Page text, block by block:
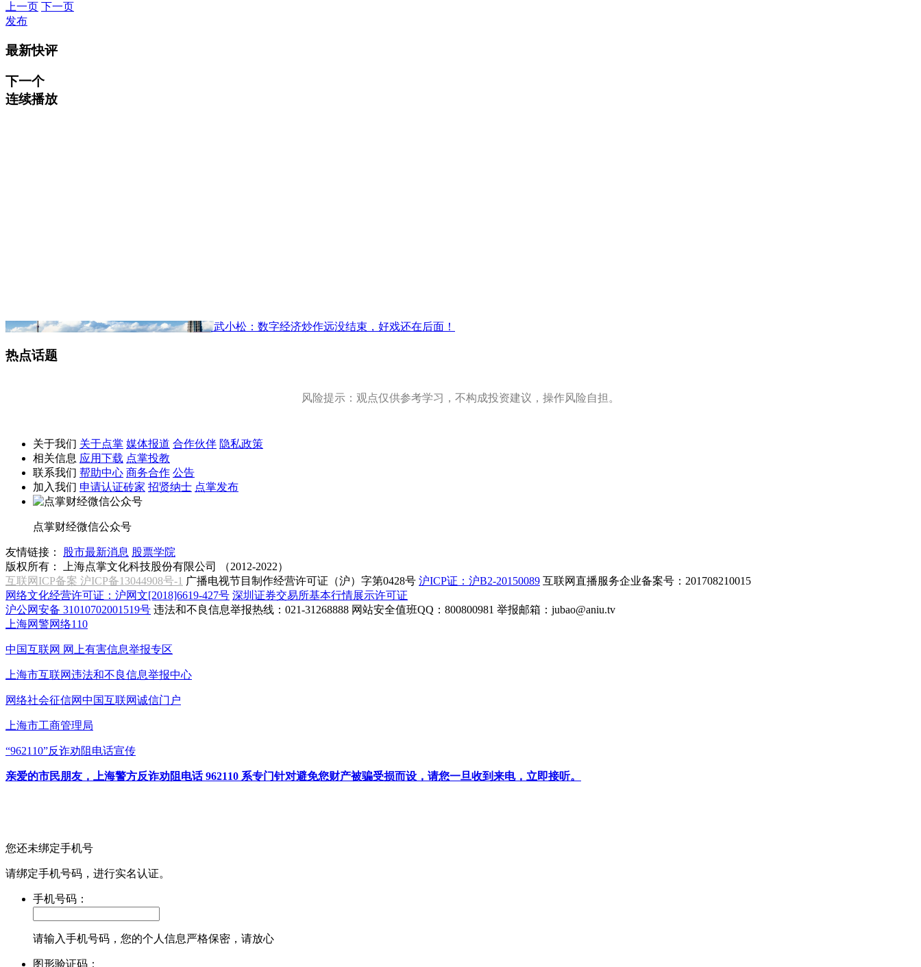
上一页 下一页
发布
最新快评
下一个
连续播放
武小松：数字经济炒作远没结束，好戏还在后面！
热点话题
风险提示：观点仅供参考学习，不构成投资建议，操作风险自担。
关于我们 关于点掌 媒体报道 合作伙伴 隐私政策
相关信息 应用下载 点掌投教
联系我们 帮助中心 商务合作 公告
加入我们 申请认证砖家 招贤纳士 点掌发布
点掌财经微信公众号
友情链接： 股市最新消息 股票学院
版权所有：
上海点掌文化科技股份有限公司 （2012-2022）
互联网ICP备案 沪ICP备13044908号-1 广播电视节目制作经营许可证（沪）字第0428号 沪ICP证：沪B2-20150089 互联网直播服务企业备案号：201708210015
网络文化经营许可证：沪网文[2018]6619-427号 深圳证券交易所基本行情展示许可证
沪公网安备 31010702001519号 违法和不良信息举报热线：021-31268888 网站安全值班QQ：800800981 举报邮箱： jubao@aniu.tv
上海网警网络110
中国互联网 网上有害信息举报专区
上海市互联网违法和不良信息举报中心
网络社会征信网中国互联网诚信门户
上海市工商管理局
“962110”反诈劝阻电话宣传
亲爱的市民朋友，上海警方反诈劝阻电话 962110 系专门针对避免您财产被骗受损而设，请您一旦收到来电，立即接听。
您还未绑定手机号
请绑定手机号码，进行实名认证。
手机号码：
请输入手机号码，您的个人信息严格保密，请放心
图形验证码：